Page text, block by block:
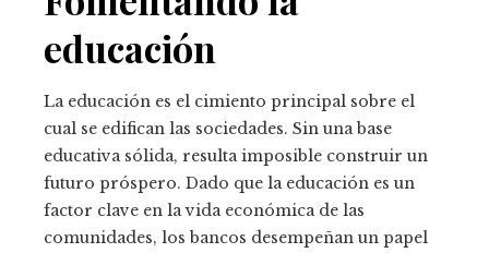
educación
La educación es el cimiento principal sobre el
cual se edifican las sociedades. Sin una base
educativa sólida, resulta imposible construir un
futuro próspero. Dado que la educación es un
factor clave en la vida económica de las
comunidades, los bancos desempeñan un papel